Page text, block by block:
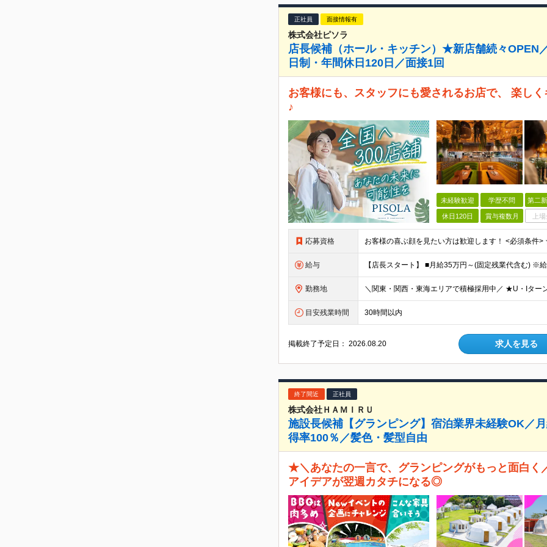
正社員 面接情報有
株式会社ピソラ
店長候補（ホール・キッチン）★新店舗続々OPEN
日制・年間休日120日／面接1回
お客様にも、スタッフにも愛されるお店で、 楽し
♪
未経験歓迎 学歴不問 第二
休日120日 賞与複数月 上
応募資格
給与
勤務地
目安残業時間 30時間以内
掲載終了予定日：2026.08.20 求人を見る
終了間近 正社員
株式会社ＨＡＭＩＲＵ
施設長候補【グランピング】宿泊業界未経験OK／
得率100％／髪色・髪型自由
★＼あなたの一言で、グランピングがもっと面白
アイデアが翌週カタチになる◎